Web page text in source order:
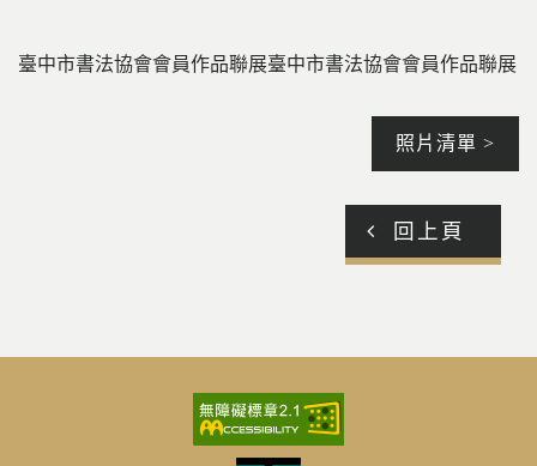
臺中市書法協會會員作品聯展臺中市書法協會會員作品聯展
照片清單 >
回上頁